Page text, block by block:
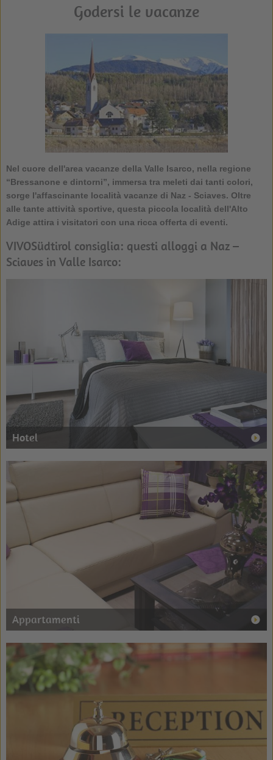
Godersi le vacanze
Nel cuore dell'area vacanze della Valle Isarco, nella regione
“Bressanone e dintorni”, immersa tra meleti dai tanti colori,
sorge l'affascinante località vacanze di Naz - Sciaves. Oltre
alle tante attività sportive, questa piccola località dell'Alto
Adige attira i visitatori con una ricca offerta di eventi.
VIVOSüdtirol consiglia: questi alloggi a Naz –
Sciaves in Valle Isarco:
Hotel
Appartamenti